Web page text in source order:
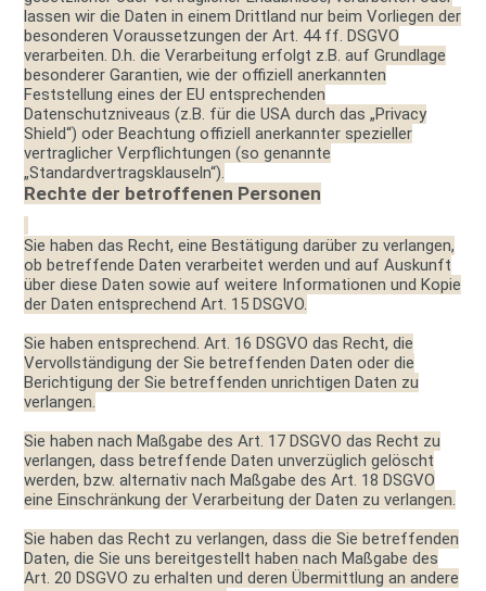
lassen wir die Daten in einem Drittland nur beim Vorliegen der
besonderen Voraussetzungen der Art. 44 ff. DSGVO
verarbeiten. D.h. die Verarbeitung erfolgt z.B. auf Grundlage
besonderer Garantien, wie der offiziellanerkannten
Feststellung eines der EU entsprechenden
Datenschutzniveaus (z.B. für die USA durch das „Privacy
Shield“) oder Beachtung offiziell anerkannter spezieller
vertraglicher Verpflichtungen (so genannte
„Standardvertragsklauseln“).
Rechte der betroffenen Personen
Sie haben das Recht, eine Bestätigung darüber zu verlangen,
ob betreffende Daten verarbeitet werden und auf Auskunft
über diese Daten sowie auf weitere Informationen und Kopie
der Daten entsprechend Art. 15 DSGVO.
Sie haben entsprechend. Art. 16 DSGVO das Recht, die
Vervollständigung der Sie betreffenden Daten oder die
Berichtigung der Sie betreffenden unrichtigen Daten zu
verlangen.
Sie haben nach Maßgabe des Art. 17 DSGVO das Recht zu
verlangen, dass betreffende Daten unverzüglich gelöscht
werden, bzw. alternativ nach Maßgabe des Art. 18 DSGVO
eine Einschränkung der Verarbeitung der Daten zu verlangen.
Sie haben das Recht zu verlangen, dass die Sie betreffenden
Daten, die Sie uns bereitgestellt haben nach Maßgabe des
Art. 20 DSGVO zu erhalten und deren Übermittlung an andere